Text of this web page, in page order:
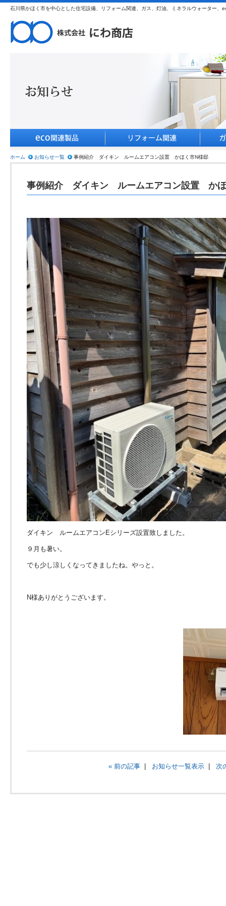
石川県かほく市を中心とした住宅設備、リフォーム関連、ガス、灯油、ミネラルウォーター、
ホーム お知らせ一覧 事例紹介 ダイキン ルームエアコン設置 かほく市N様邸
事例紹介 ダイキン ルームエアコン設置 かほ
ダイキン ルームエアコンEシリーズ設置致しました。
９月も暑い。
でも少し涼しくなってきましたね。やっと。
N様ありがとうございます。
« 前の記事 お知らせ一覧表示 次